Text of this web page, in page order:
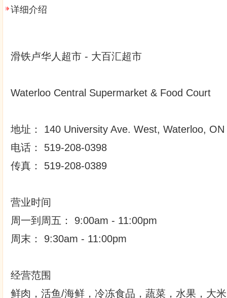
详细介绍
滑铁卢华人超市 - 大百汇超市
Waterloo Central Supermarket & Food Court
地址： 140 University Ave. West, Waterloo, ON
电话： 519-208-0398
传真： 519-208-0389
营业时间
周一到周五： 9:00am - 11:00pm
周末： 9:30am - 11:00pm
经营范围
鲜肉，活鱼/海鲜，冷冻食品，蔬菜，水果，大